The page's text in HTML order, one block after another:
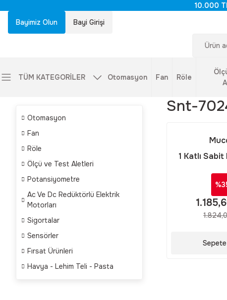
10.000
Bayimiz Olun
Bayi Girişi
TÜM KATEGORİLER Otomasyon Fan Röle
Otomasyon
Fan
Röle
Ölçü ve Test Aletleri
Potansiyometre
Ac Ve Dc Redüktörlü Elektrik
Motorları
Sigortalar
Sensörler
Fırsat Ürünleri
Havya - Lehim Teli - Pasta
Snt-
1 Katlı Sabit
Sepete